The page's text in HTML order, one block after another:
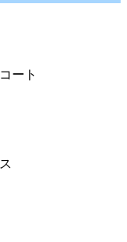
ート